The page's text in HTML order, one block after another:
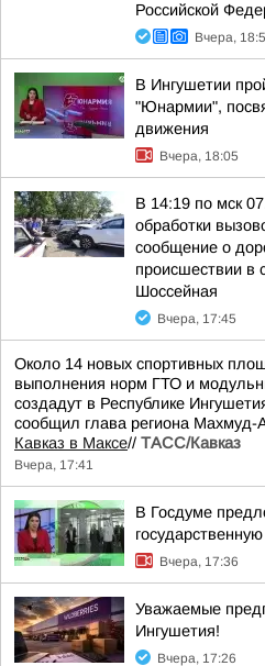
Российской
Вчера,
В Ингушетии
"Юнармии",
движения
Вчера, 18:05
В 14:19 по мск
обработки
сообщение о
происшествии в
Шоссейная
Вчера, 17:45
Около 14 новых спортивных
выполнения норм ГТО и
создадут в Республике
сообщил глава региона Махмуд-
Кавказ в Максе// ТАСС/Кавказ
Вчера, 17:41
В Госдуме
Вчера, 17:36
Уважаемые
Ингушетия!
Вчера, 17:26